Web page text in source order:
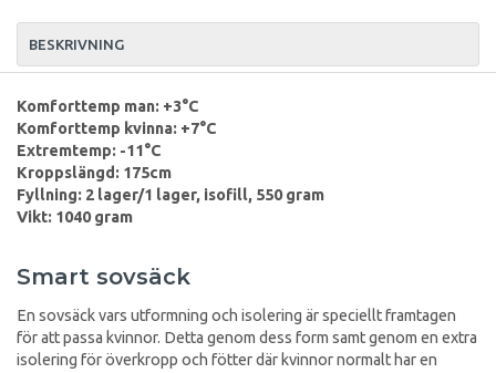
BESKRIVNING
Komforttemp man: +3°C
Komforttemp kvinna: +7°C
Extremtemp: -11°C
Kroppslängd: 175cm
Fyllning: 2 lager/1 lager, isofill, 550 gram
Vikt: 1040 gram
Smart sovsäck
En sovsäck vars utformning och isolering är speciellt framtagen
för att passa kvinnor. Detta genom dess form samt genom en extra
isolering för överkropp och fötter där kvinnor normalt har en